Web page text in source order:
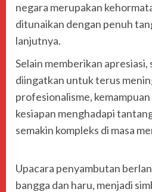
negara merupakan
ditunaikan dengan penuh
lanjutnya.
Selain memberikan
diingatkan untuk terus
profesionalisme,
kesiapan menghadapi
semakin kompleks di masa
Upacara penyambutan
bangga dan haru, menjadi